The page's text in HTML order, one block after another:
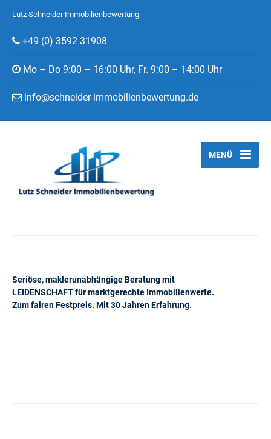
Lutz Schneider Immobilienbewertung
+49 (0) 3592 31908
Mo – Do 9:00 – 16:00 Uhr, Fr. 9:00 – 14:00 Uhr
info@schneider-immobilienbewertung.de
Seriöse, maklerunabhängige Beratung mit
LEIDENSCHAFT für marktgerechte Immobilienwerte.
Zum fairen Festpreis. Mit 30 Jahren Erfahrung.
MENÜ